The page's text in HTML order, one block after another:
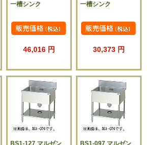
一槽シンク
46,016 円
一槽シンク
30,373 円